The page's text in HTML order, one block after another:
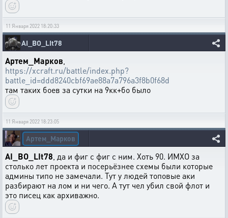
11 Января 2022 18:20:33
AI_BO_LIt78
Артем_Марков
https://xcraft.ru/battle/index.php?
battle_id=ddd8240cbf69ae88a7a796a3f8b0f68d
там таких боев за сутки на 9кк+бо было
11 Января 2022 18:23:05
Артем_Марков
AI_BO_LIt78 , да и фиг с фиг с ним. Хоть 90. ИМХО за
столько лет проекта и посерьёзнее схемы были которые
админы типо не замечали. Тут у людей топовые аки
разбирают на лом и ни чего. А тут чел убил свой флот и
это писец как архиважно.